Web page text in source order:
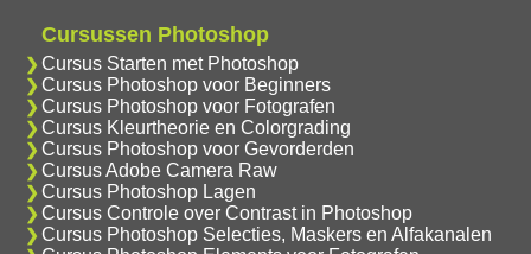
Cursussen Photoshop
Cursus Starten met Photoshop
Cursus Photoshop voor Beginners
Cursus Photoshop voor Fotografen
Cursus Kleurtheorie en Colorgrading
Cursus Photoshop voor Gevorderden
Cursus Adobe Camera Raw
Cursus Photoshop Lagen
Cursus Controle over Contrast in Photoshop
Cursus Photoshop Selecties, Maskers en Alfakanalen